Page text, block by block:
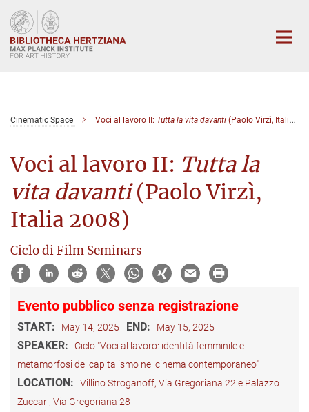
Main-
Content
Cinematic Space Voci al lavoro II: Tutta la vita davanti (Paolo Virzì, Italia 2008)
Voci al lavoro II: Tutta la
vita davanti(Paolo Virzì,
Italia 2008)
Ciclo di Film Seminars
Evento pubblico senza registrazione
START: May 14, 2025 END: May 15, 2025
SPEAKER:
Ciclo "Voci al lavoro: identità femminile e
metamorfosi del capitalismo nel cinema contemporaneo"
LOCATION:
Villino Stroganoff, Via Gregoriana 22 e Palazzo
Zuccari, Via Gregoriana 28